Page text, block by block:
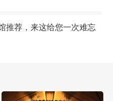
推荐，来这给您一次难忘